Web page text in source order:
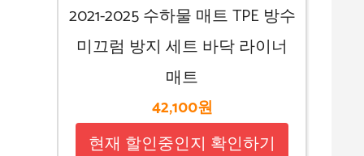
2021-2025 수하물 매트 TPE 방수
미끄럼 방지 세트 바닥 라이너
매트
42,100원
현재 할인중인지 확인하기